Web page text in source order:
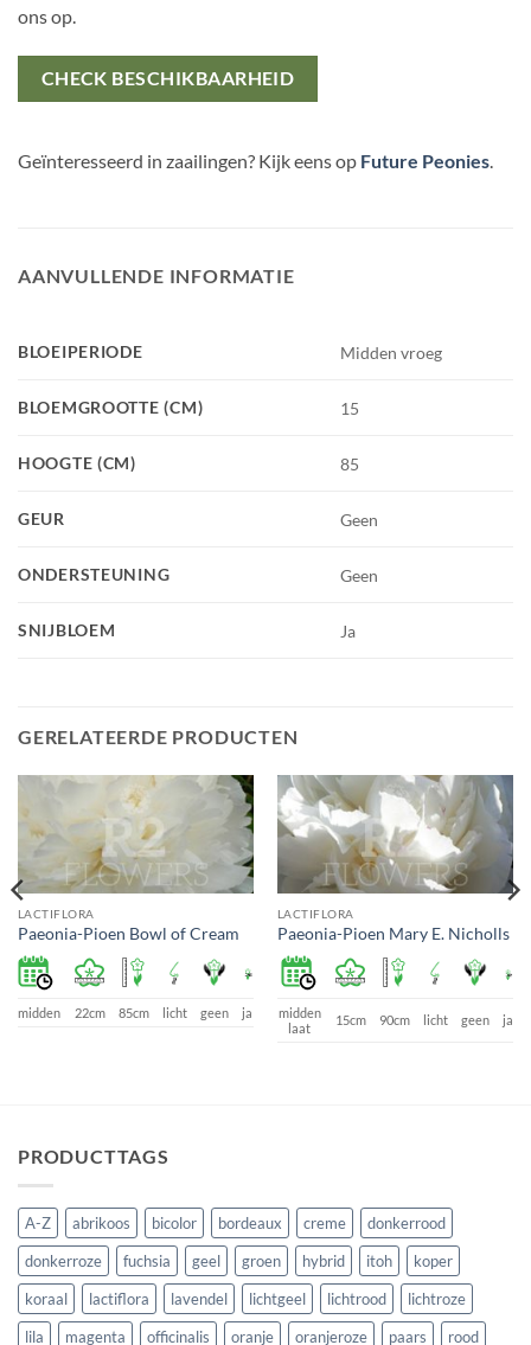
ons op.
CHECK BESCHIKBAARHEID
Geïnteresseerd in zaailingen? Kijk eens op Future Peonies
AANVULLENDE INFORMATIE
BLOEIPERIODE Midden vroeg
BLOEMGROOTTE (CM) 15
HOOGTE (CM) 85
GEUR Geen
ONDERSTEUNING Geen
SNIJBLOEM Ja
GERELATEERDE PRODUCTEN
LACTIFLORA
Paeonia-Pioen Bowl of Cream
midden 22cm 85cm licht geen ja
LACTIFLORA
Paeonia-Pioen Mary E. Nicholls
midden
laat
15cm 90cm licht geen ja
PRODUCTTAGS
A-Z abrikoos bicolor bordeaux creme
donkerrood
donkerroze
fuchsia geel groen hybrid itoh
koper
koraal
lactiflora lavendel lichtgeel lichtrood
lichtroze
lila
magenta officinalis oranje oranjeroze paars rood